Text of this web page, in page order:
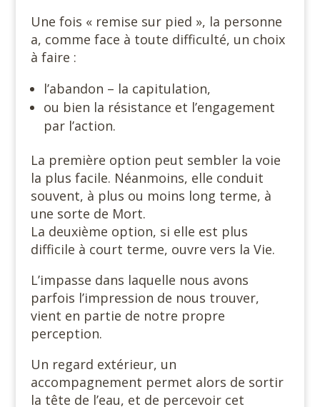
Une fois « remise sur pied », la personne
a, comme face à toute difficulté, un choix
à faire :
l’abandon – la capitulation,
ou bien la résistance et l’engagement
par l’action.
La première option peut sembler la voie
la plus facile. Néanmoins, elle conduit
souvent, à plus ou moins long terme, à
une sorte de Mort.
La deuxième option, si elle est plus
difficile à court terme, ouvre vers la Vie.
L’impasse dans laquelle nous avons
parfois l’impression de nous trouver,
vient en partie de notre propre
perception.
Un regard extérieur, un
accompagnement permet alors de sortir
la tête de l’eau, et de percevoir cet